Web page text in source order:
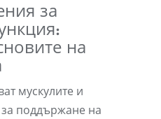
за
на
мускулите и
поддържане на